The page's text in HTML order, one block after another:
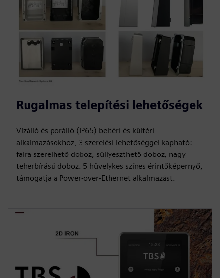
Rugalmas telepítési lehetőségek
Vízálló és porálló (IP65) beltéri és kültéri
alkalmazásokhoz, 3 szerelési lehetőséggel kapható:
falra szerelhető doboz, süllyeszthető doboz, nagy
teherbírású doboz. 5 hüvelykes színes érintőképernyő,
támogatja a Power-over-Ethernet alkalmazást.